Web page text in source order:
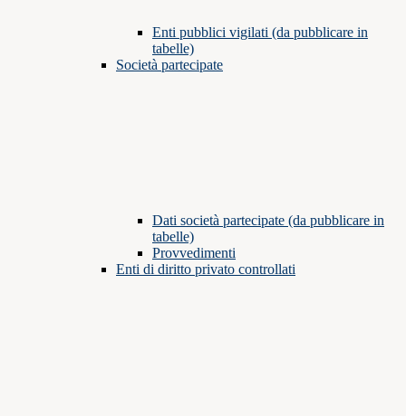
Enti pubblici vigilati (da pubblicare in
tabelle)
Società partecipate
Dati società partecipate (da pubblicare in
tabelle)
Provvedimenti
Enti di diritto privato controllati